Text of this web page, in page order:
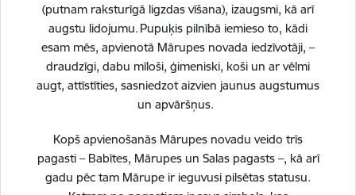
(putnam raksturīgā ligzdas vīšana), izaugsmi, kā arī
augstu lidojumu. Pupuķis pilnībā iemieso to, kādi
esam mēs, apvienotā Mārupes novada iedzīvotāji, –
draudzīgi, dabu mīloši, ģimeniski, koši un ar vēlmi
augt, attīstīties, sasniedzot aizvien jaunus augstumus
un apvāršņus.
Kopš apvienošanās Mārupes novadu veido trīs
pagasti – Babītes, Mārupes un Salas pagasts –, kā arī
gadu pēc tam Mārupe ir ieguvusi pilsētas statusu.
Ātrās saites